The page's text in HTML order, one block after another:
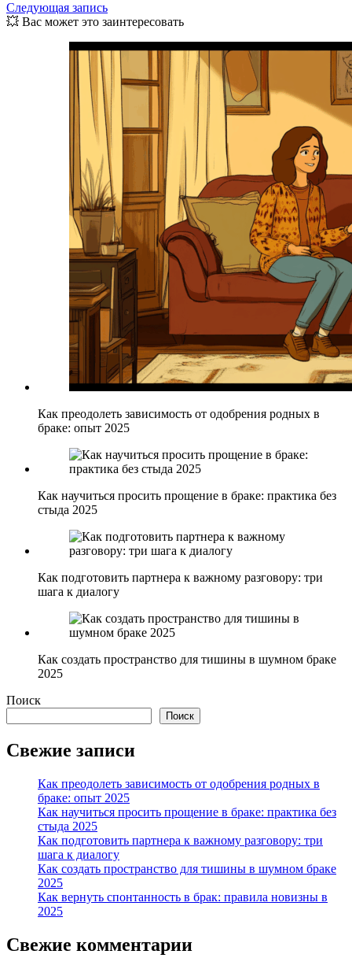
Следующая запись
💥 Вас может это заинтересовать
Как преодолеть зависимость от одобрения родных в
браке: опыт 2025
Как научиться просить прощение в браке: практика без
стыда 2025
Как подготовить партнера к важному разговору: три
шага к диалогу
Как создать пространство для тишины в шумном браке
2025
Поиск
Поиск
Свежие записи
Как преодолеть зависимость от одобрения родных в
браке: опыт 2025
Как научиться просить прощение в браке: практика без
стыда 2025
Как подготовить партнера к важному разговору: три
шага к диалогу
Как создать пространство для тишины в шумном браке
2025
Как вернуть спонтанность в брак: правила новизны в
2025
Свежие комментарии